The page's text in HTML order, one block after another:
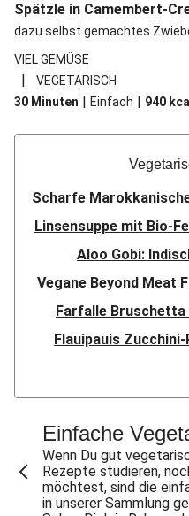
Spätzle in Camembert-
dazu selbst gemachtes
VIEL GEMÜSE
|
VEGETARISCH
30 Minuten | Einfach | 940 kcal
Scharfe
Linsensuppe mit Bio-
Aloo Gobi:
Vegane Beyond Meat
Farfalle
Flauipauis
Sauerteig-Pinsa
Sauerteig-Pinsa
Indisches
Aloo Gobi:
Flauipauis
Einfache
Wenn Du gut
Rezepte studieren,
möchtest, sind die
in unserer Sammlung